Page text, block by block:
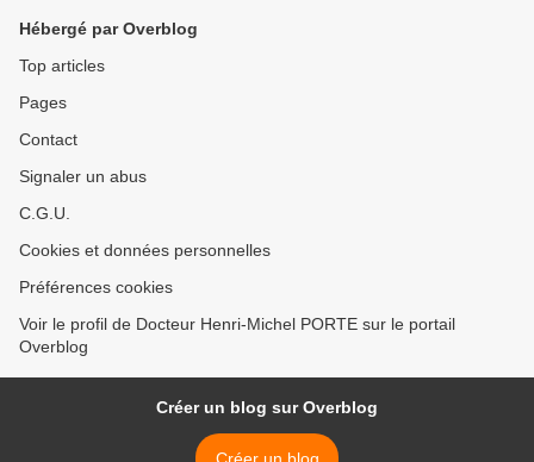
Hébergé par Overblog
Top articles
Pages
Contact
Signaler un abus
C.G.U.
Cookies et données personnelles
Préférences cookies
Voir le profil de Docteur Henri-Michel PORTE sur le portail
Overblog
Créer un blog sur Overblog